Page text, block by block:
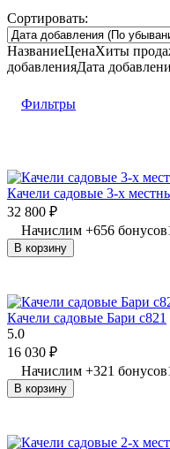
Сортировать:
НазваниеЦенаХиты
добавленияДата
Фильтры
Качели садовые 3-х
32 800 ₽
Начислим +656 бонусов
В корзину
Качели садовые Бари с821
5.0
16 030 ₽
Начислим +321 бонусов
В корзину